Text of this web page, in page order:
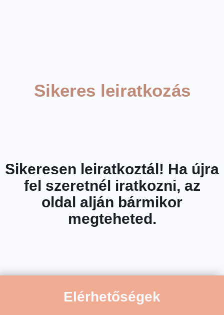
Sikeres leiratkozás
Sikeresen leiratkoztál! Ha újra
fel szeretnél iratkozni, az
oldal alján bármikor
megteheted.
Elérhetőségek